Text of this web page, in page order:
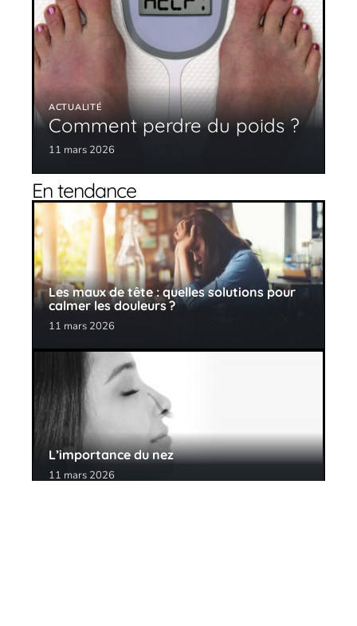
ACTUALITÉ
Comment perdre du poids ?
11 mars 2026
En tendance
Les maux de tête : quelles solutions pour
calmer les douleurs ?
11 mars 2026
L’importance du nez
11 mars 2026